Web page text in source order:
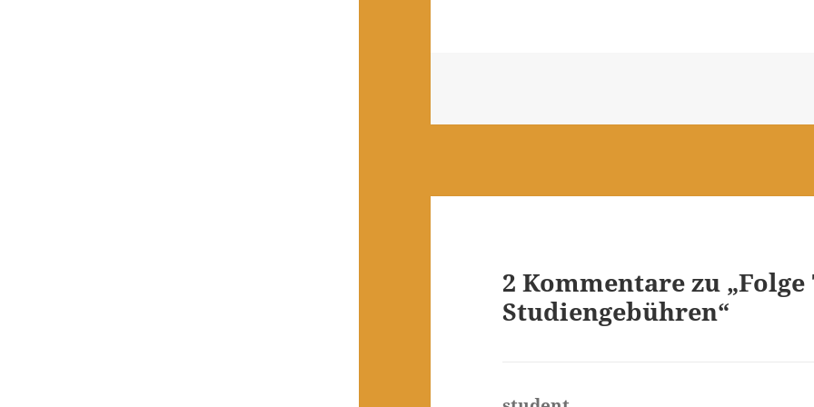
2 Kommentare zu „Folge
Studiengebühren“